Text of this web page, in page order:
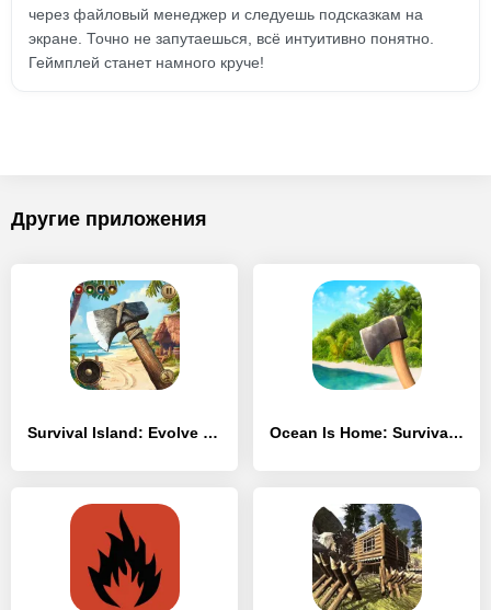
через файловый менеджер и следуешь подсказкам на
экране. Точно не запутаешься, всё интуитивно понятно.
Геймплей станет намного круче!
Другие приложения
Survival Island: Evolve PRO Ocean Is Home: Survival Island